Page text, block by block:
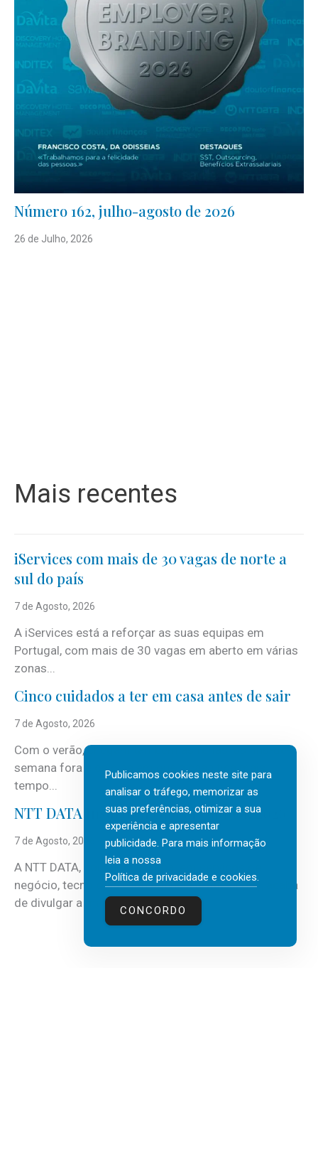
Número 162, julho-agosto de 2026
26 de Julho, 2026
Mais recentes
iServices com mais de 30 vagas de norte a
sul do país
7 de Agosto, 2026
A iServices está a reforçar as suas equipas em
Portugal, com mais de 30 vagas em aberto em várias
zonas...
Cinco cuidados a ter em casa antes de sair
7 de Agosto, 2026
Com o verão, chegam também as férias, os fins-de-
semana fora e os dias em que a casa fica mais
tempo...
NTT DATA Insurtech Global Outlook 2026
7 de Agosto, 2026
A NTT DATA, consultora global em serviços de
negócio, tecnologia e inteligência artificial (IA), acaba
de divulgar a mais recente...
Publicamos cookies neste site para
analisar o tráfego, memorizar as
suas preferências, otimizar a sua
experiência e apresentar
publicidade. Para mais informação
leia a nossa
Política de privacidade e cookies.
CONCORDO